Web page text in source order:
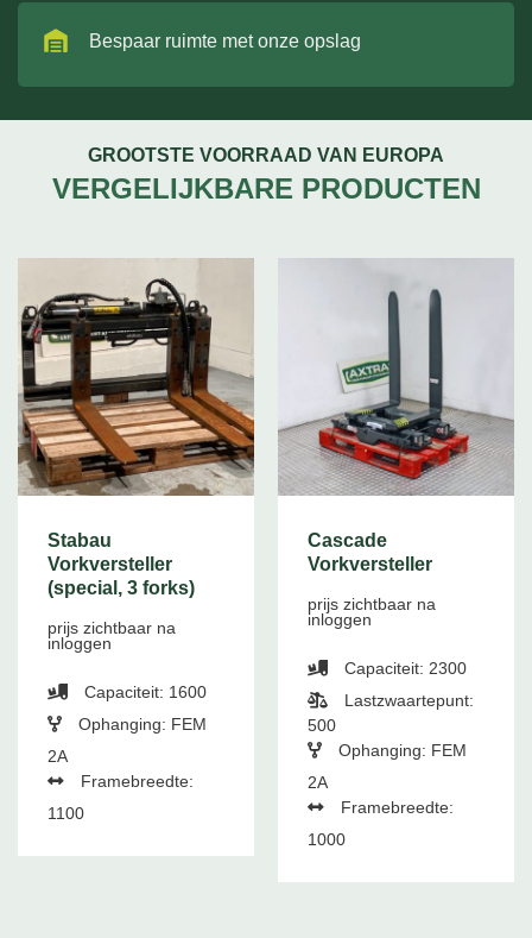
Bespaar ruimte met onze opslag
GROOTSTE VOORRAAD VAN EUROPA
VERGELIJKBARE PRODUCTEN
Stabau
Vorkversteller
(special, 3 forks)
prijs zichtbaar na
inloggen
Capaciteit: 1600
Ophanging: FEM
2A
Framebreedte:
1100
Cascade
Vorkversteller
prijs zichtbaar na
inloggen
Capaciteit: 2300
Lastzwaartepunt:
500
Ophanging: FEM
2A
Framebreedte:
1000